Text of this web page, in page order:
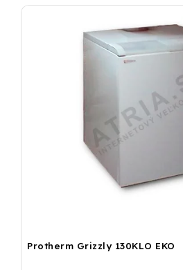
Protherm Grizzly 130KLO EKO